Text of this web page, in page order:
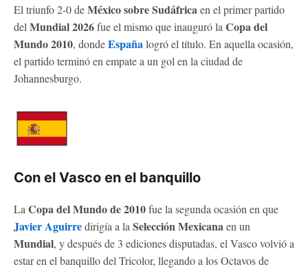
El triunfo 2-0 deMéxico sobre Sudáfricaen el primer partido
del Mundial 2026fue el mismo que inauguró la Copa del
Mundo 2010, dondeEspañalogró el título. En aquella ocasión,
el partido terminó en empate a un gol en la ciudad de
Johannesburgo.
Con el Vasco en el banquillo
La Copa del Mundo de 2010fue la segunda ocasión en que
Javier Aguirredirigía a la Selección Mexicanaen un
Mundial, y después de 3 ediciones disputadas, el Vasco volvió a
estar en el banquillo del Tricolor, llegando a los Octavos de